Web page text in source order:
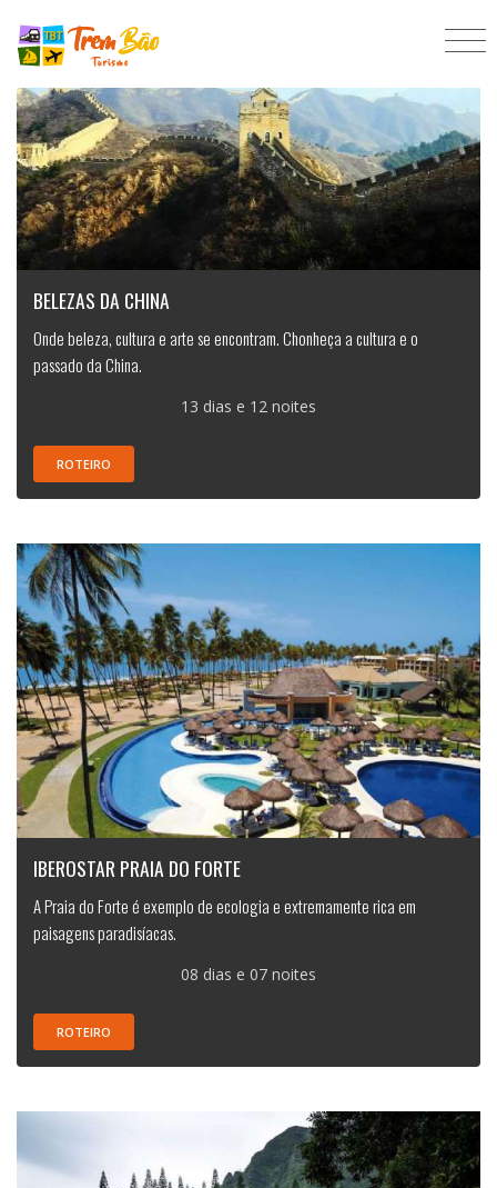
BELEZAS DA CHINA
Onde beleza, cultura e arte se encontram. Chonheça a cultura e o
passado da China.
13 dias e 12 noites
ROTEIRO
IBEROSTAR PRAIA DO FORTE
A Praia do Forte é exemplo de ecologia e extremamente rica em
paisagens paradisíacas.
08 dias e 07 noites
ROTEIRO